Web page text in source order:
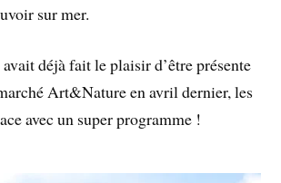
sur mer.
déjà fait le plaisir d’être présente
Art&Nature en avril dernier, les
avec un super programme !